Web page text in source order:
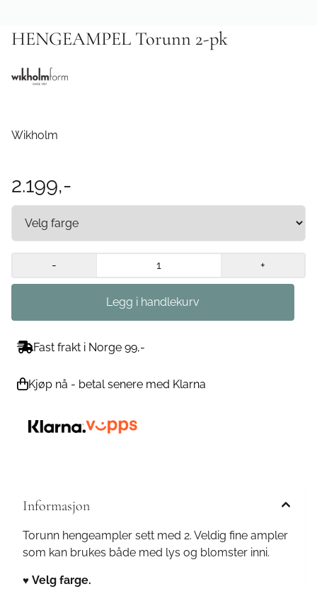
HENGEAMPEL Torunn 2-pk
Wikholm
2.199,-
- +
Fast frakt i Norge 99,-
Kjøp nå - betal senere med Klarna
Informasjon
Torunn hengeampler sett med 2. Veldig fine ampler
som kan brukes både med lys og blomster inni.
♥ Velg farge.